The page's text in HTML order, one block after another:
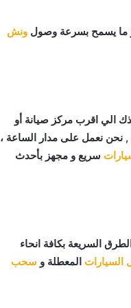
ما يسمح بسرعة وصول ونش
الي اقرب مركز صيانة أو
, نحن نعمل على مدار الساعة ،
سريع و مجهز بأحدث
بتقديم خدماتنا باحترافية عالية ونعمل منذ عام 2002 على الطرق السريعة بكافة انحاء
السيارات المعطلة و سحب